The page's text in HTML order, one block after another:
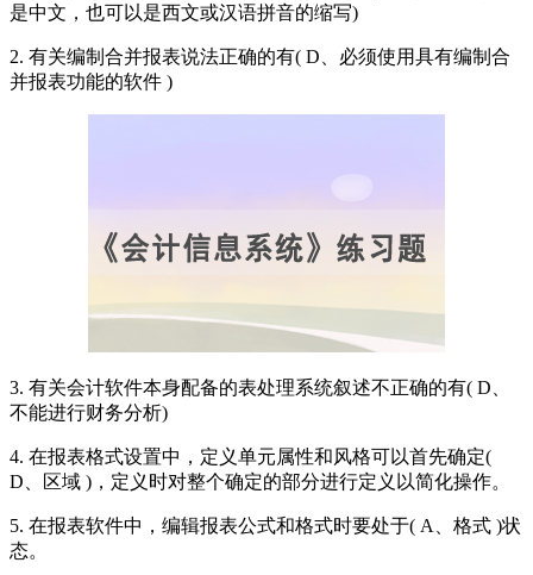
是中文，也可以是西文或汉语拼音的缩写)
2. 有关编制合并报表说法正确的有( D、必须使用具有编制合
并报表功能的软件 )
3. 有关会计软件本身配备的表处理系统叙述不正确的有( D、
不能进行财务分析)
4. 在报表格式设置中，定义单元属性和风格可以首先确定(
D、区域 )，定义时对整个确定的部分进行定义以简化操作。
5. 在报表软件中，编辑报表公式和格式时要处于( A、格式 )状
态。